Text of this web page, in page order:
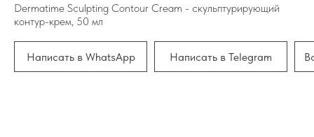
Dermatime Sculpting Contour Cream - скульптурирующий
контур-крем, 50 мл
Написать в Telegram
Написать в WhatsApp